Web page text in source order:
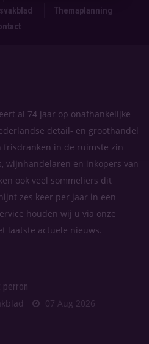
Themaplanning
al 74 jaar op onafhankelijke
detail- en groothandel
in de ruimste zin
wijnhandelaren en inkopers van
ook veel sommeliers dit
zes keer per jaar in een
houden wij u via onze
laatste actuele nieuws.
perron
07 Aug 2026